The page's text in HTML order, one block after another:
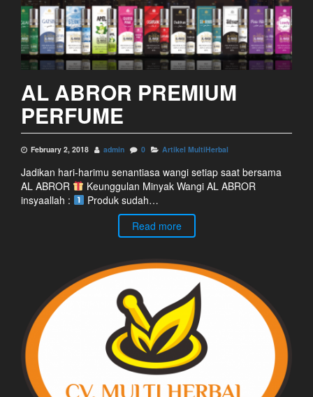
AL ABROR PREMIUM
PERFUME
February 2, 2018 admin 0 Artikel MultiHerbal
Jadikan hari-harimu senantiasa wangi setiap saat bersama
AL ABROR
Keunggulan Minyak Wangi AL ABROR
insyaallah :
Produk sudah…
Read more